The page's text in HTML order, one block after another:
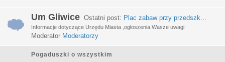
Um Gliwice Ostatni post: Plac zabaw przy przedszk...
Informacje dotyczące Urzędu Miasta ,ogłoszenia.Wasze uwagi
Moderator Moderatorzy
Pogaduszki o wszystkim